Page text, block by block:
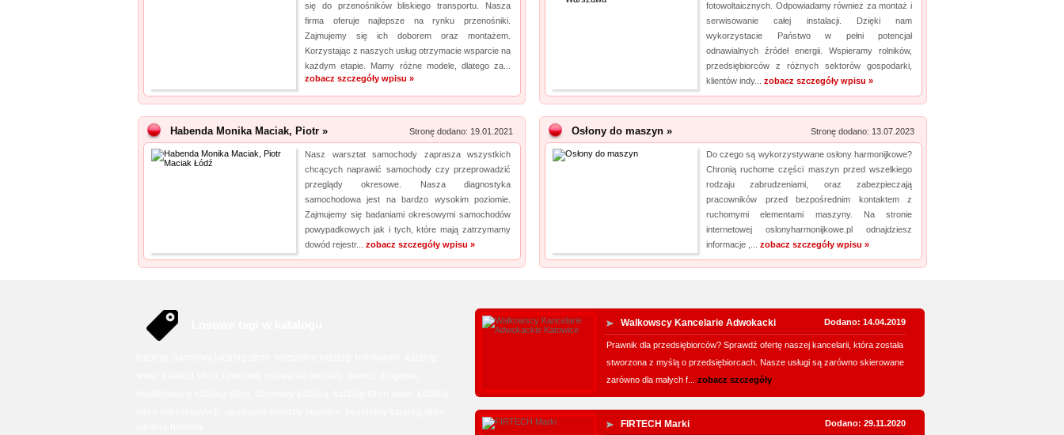
się do przenośników bliskiego transportu. Nasza
firma oferuje najlepsze na rynku przenośniki.
Zajmujemy się ich doborem oraz montażem.
Korzystając z naszych usług otrzymacie wsparcie na
każdym etapie. Mamy różne modele, dlatego za...
zobacz szczegóły wpisu »
fotowoltaicznych. Odpowiadamy również za montaż i
serwisowanie całej instalacji. Dzięki nam
wykorzystacie Państwo w pełni potencjał
odnawialnych źródeł energii. Wspieramy rolników,
przedsiębiorców z różnych sektorów gospodarki,
klientów indy... zobacz szczegóły wpisu »
Habenda Monika Maciak, Piotr » Stronę dodano: 19.01.2021
Nasz warsztat samochody zaprasza wszystkich
chcących naprawić samochody czy przeprowadzić
przeglądy okresowe. Nasza diagnostyka
samochodowa jest na bardzo wysokim poziomie.
Zajmujemy się badaniami okresowymi samochodów
powypadkowych jak i tych, które mają zatrzymamy
dowód rejestr... zobacz szczegóły wpisu »
Osłony do maszyn » Stronę dodano: 13.07.2023
Do czego są wykorzystywane osłony harmonijkowe?
Chronią ruchome części maszyn przed wszelkiego
rodzaju zabrudzeniami, oraz zabezpieczają
pracowników przed bezpośrednim kontaktem z
ruchomymi elementami maszyny. Na stronie
internetowej oslonyharmonijkowe.pl odnajdziesz
informacje ,... zobacz szczegóły wpisu »
Walkowscy Kancelarie Adwokacki Dodano: 14.04.2019
Prawnik dla przedsiębiorców? Sprawdź ofertę naszej kancelarii, która została
stworzona z myślą o przedsiębiorcach. Nasze usługi są zarówno skierowane
zarówno dla małych f... zobacz szczegóły
FIRTECH Marki Dodano: 29.11.2020